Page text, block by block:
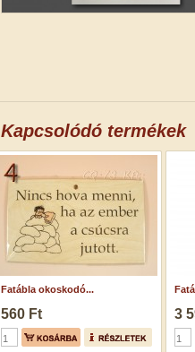
Kapcsolódó termékek
Fatábla okoskodó...
560 Ft 3